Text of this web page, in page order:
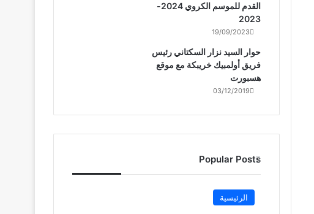
القدم للموسم الكروي 2024-
2023
19/09/2023
حوار السيد نزار السكتاني رئيس
فريق أولمبيك خريبكة مع موقع
هسبورت
03/12/2019
Popular Posts
الرئيسية